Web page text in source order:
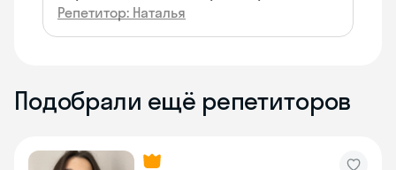
Репетитор: Наталья
Подобрали ещё репетиторов